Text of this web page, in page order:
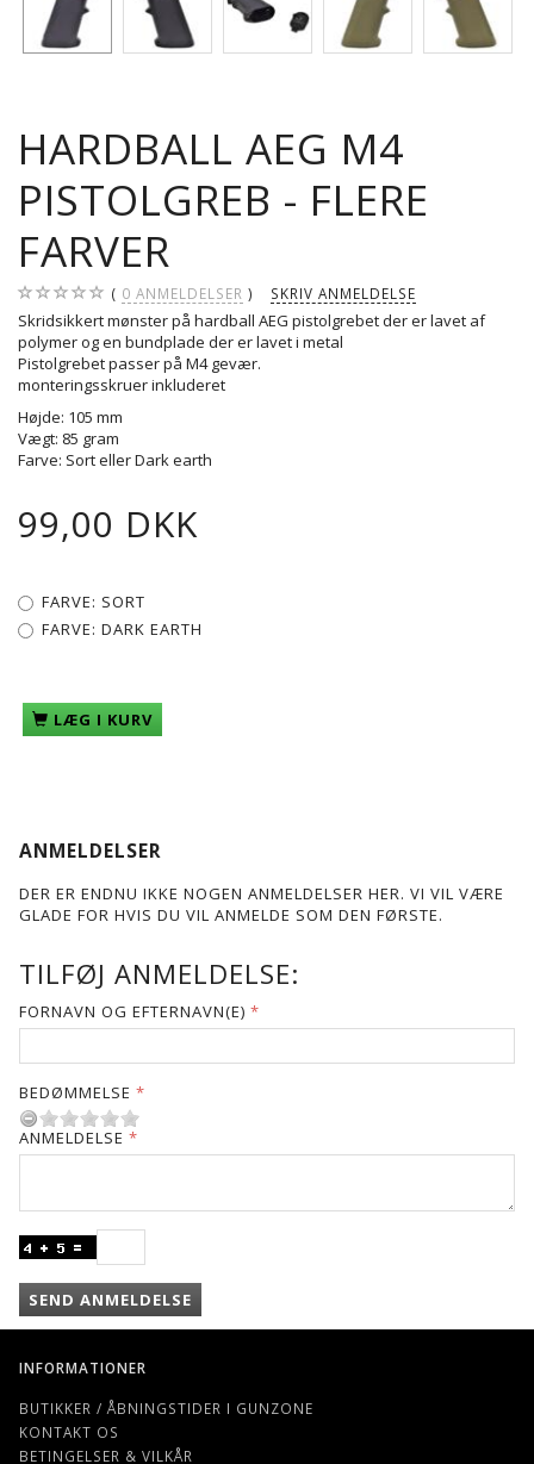
HARDBALL AEG M4
PISTOLGREB - FLERE
FARVER
0 ANMELDELSER SKRIV ANMELDELSE
Skridsikkert mønster på hardball AEG pistolgrebet der er lavet af
polymer og en bundplade der er lavet i metal
Pistolgrebet passer på M4 gevær.
monteringsskruer inkluderet
Højde: 105 mm
Vægt: 85 gram
Farve: Sort eller Dark earth
99,00 DKK
FARVE: SORT
FARVE: DARK EARTH
LÆG I KURV
ANMELDELSER
DER ER ENDNU IKKE NOGEN ANMELDELSER HER. VI VIL VÆRE
GLADE FOR HVIS DU VIL ANMELDE SOM DEN FØRSTE.
TILFØJ ANMELDELSE:
FORNAVN OG EFTERNAVN(E)
BEDØMMELSE
ANMELDELSE
SEND ANMELDELSE
INFORMATIONER
BUTIKKER / ÅBNINGSTIDER I GUNZONE
KONTAKT OS
BETINGELSER & VILKÅR